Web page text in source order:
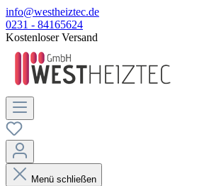
info@westheiztec.de
0231 - 84165624
Kostenloser Versand
Menü schließen